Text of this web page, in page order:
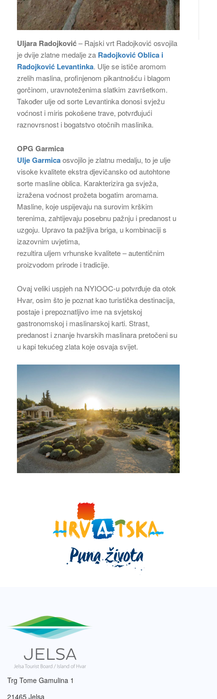
Uljara Radojković– Rajski vrt Radojković osvojila
je dvije zlatne medalje za Radojković Oblica i
Radojković Levantinka. Ulje se ističe aromom
zrelih maslina, profinjenom pikantnošću i blagom
gorčinom, uravnoteženima slatkim završetkom.
Također ulje od sorte Levantinka donosi svježu
voćnost i miris pokošene trave, potvrđujući
raznovrsnost i bogatstvo otočnih maslinika.
OPG Garmica
Ulje Garmicaosvojilo je zlatnu medalju, to je ulje
visoke kvalitete ekstra djevičansko od autohtone
sorte masline oblica. Karakterizira ga svježa,
izražena voćnost prožeta bogatim aromama.
Masline, koje uspijevaju na surovim krškim
terenima, zahtijevaju posebnu pažnju i predanost u
uzgoju. Upravo ta pažljiva briga, u kombinaciji s
izazovnim uvjetima,
rezultira uljem vrhunske kvalitete – autentičnim
proizvodom prirode i tradicije.
Ovaj veliki uspjeh na NYIOOC-u potvrđuje da otok
Hvar, osim što je poznat kao turistička destinacija,
postaje i prepoznatljivo ime na svjetskoj
gastronomskoj i maslinarskoj karti. Strast,
predanost i znanje hvarskih maslinara pretočeni su
u kapi tekućeg zlata koje osvaja svijet.
Trg Tome Gamulina 1
21465 Jelsa